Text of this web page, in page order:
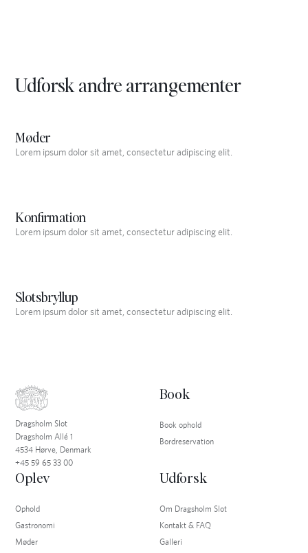
Udforsk andre arrangementer
Møder
Lorem ipsum dolor sit amet, consectetur adipiscing elit.
Konfirmation
Lorem ipsum dolor sit amet, consectetur adipiscing elit.
Slotsbryllup
Lorem ipsum dolor sit amet, consectetur adipiscing elit.
Dragsholm Slot
Dragsholm Allé 1
4534 Hørve, Denmark
+45 59 65 33 00
Book
Book ophold
Bordreservation
Oplev
Ophold
Gastronomi
Møder
Udforsk
Om Dragsholm Slot
Kontakt & FAQ
Galleri